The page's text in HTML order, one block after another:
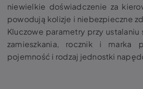
niewielkie doświadczenie za
powodują kolizje i niebezpieczne
Kluczowe parametry przy
zamieszkania, rocznik i marka
pojemność i rodzaj jednostki